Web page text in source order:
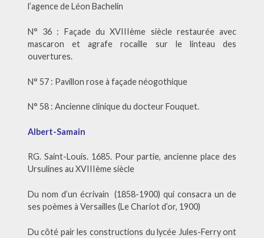
l’agence de Léon Bachelin
N° 36 : Façade du XVIIIème siècle restaurée avec
mascaron et agrafe rocaille sur le linteau des
ouvertures.
N° 57 : Pavillon rose à façade néogothique
N° 58 : Ancienne clinique du docteur Fouquet.
Albert-Samain
RG. Saint-Louis. 1685. Pour partie, ancienne place des
Ursulines au XVIIIème siècle
Du nom d’un écrivain (1858-1900) qui consacra un de
ses poèmes à Versailles (Le Chariot d’or, 1900)
Du côté pair les constructions du lycée Jules-Ferry ont